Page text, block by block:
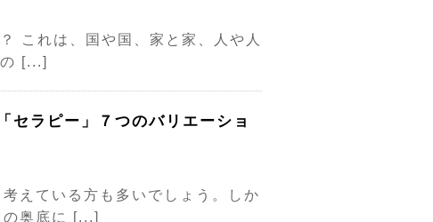
これは、国や国、家と家、人や人
[...]
セラピー」７つのバリエーショ
えている方も多いでしょう。しか
の奥底に [...]